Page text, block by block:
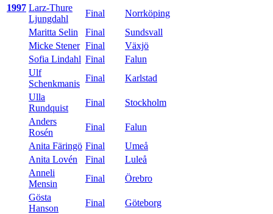
1997 Larz-Thure
Ljungdahl
Final
Norrköping
Maritta Selin
Final
Sundsvall
Micke Stener Final
Växjö
Sofia Lindahl Final
Falun
Ulf
Schenkmanis
Final
Karlstad
Ulla
Rundquist
Final Stockholm
Anders
Rosén
Final
Falun
Anita Färingö Final
Umeå
Anita Lovén
Final
Luleå
Anneli
Mensin
Final
Örebro
Gösta
Hanson
Final
Göteborg